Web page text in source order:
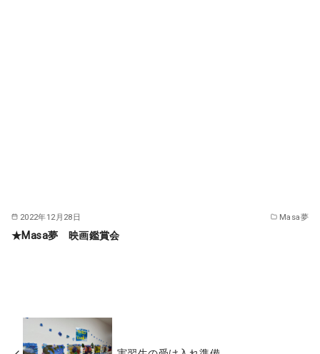
2022年12月28日 Masa夢
★Masa夢 映画鑑賞会